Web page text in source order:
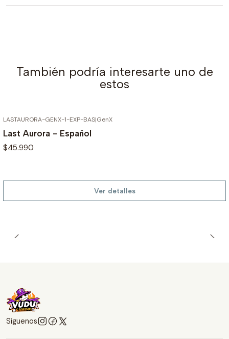
También podría interesarte uno de
estos
LASTAURORA-GENX-1-EXP-BAS|GenX
Last Aurora - Español
$45.990
Ver detalles
Síguenos